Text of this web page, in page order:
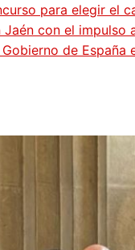
para elegir el
con el
de España